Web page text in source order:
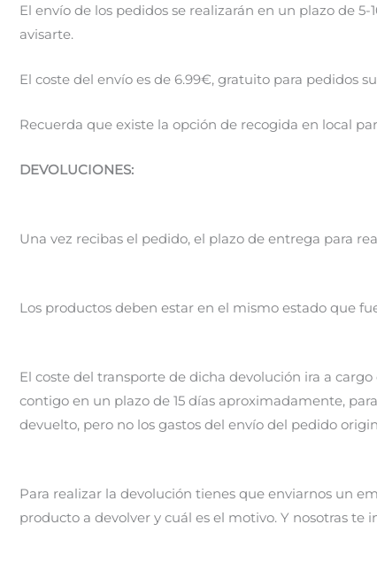
El envío de los pedidos se realizarán en un plazo de
avisarte.
El coste del envío es de 6.99€, gratuito para pedidos
Recuerda que existe la opción de recogida en local
DEVOLUCIONES:
Una vez recibas el pedido, el plazo de entrega para
Los productos deben estar en el mismo estado que
El coste del transporte de dicha devolución ira a
contigo en un plazo de 15 días aproximadamente,
devuelto, pero no los gastos del envío del pedido
Para realizar la devolución tienes que enviarnos un
producto a devolver y cuál es el motivo. Y nosotras te